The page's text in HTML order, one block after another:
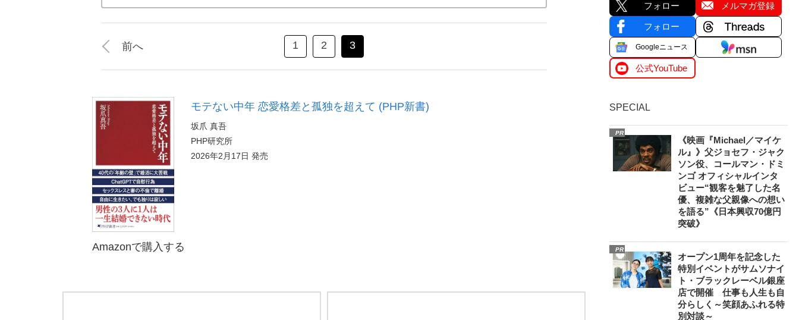
前へ 1 2 3
モテない中年 恋愛格差と孤独を超えて (PHP新書)
坂爪 真吾
PHP研究所
2026年2月17日 発売
Amazonで購入する
フォロー メルマガ登録
フォロー
Googleニュース
公式YouTube
SPECIAL
PR
《映画『Michael／マイケ
ル』》父ジョセフ・ジャク
ソン役、コールマン・ドミ
ンゴ オフィシャルインタ
ビュー“観客を魅了した名
優、複雑な父親像への想い
を語る”《日本興収70億円
突破》
PR
オープン1周年を記念した
特別イベントがサムソナイ
ト・ブラックレーベル銀座
店で開催 仕事も人生も自
分らしく～笑顔あふれる特
別対談～